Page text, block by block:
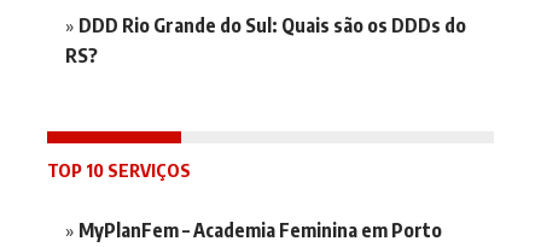
DDD Rio Grande do Sul: Quais são os DDDs do
RS?
TOP 10 SERVIÇOS
MyPlanFem – Academia Feminina em Porto